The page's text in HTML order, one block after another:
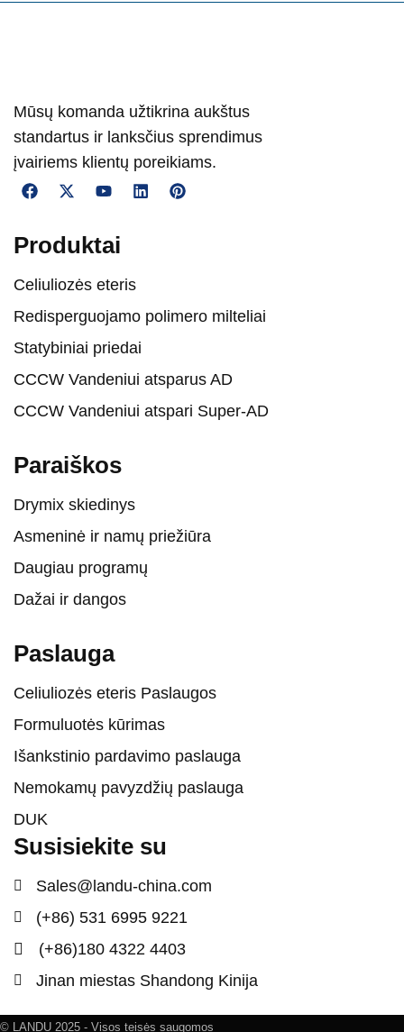
Mūsų komanda užtikrina aukštus
standartus ir lanksčius sprendimus
įvairiems klientų poreikiams.
Produktai
Celiuliozės eteris
Redisperguojamo polimero milteliai
Statybiniai priedai
CCCW Vandeniui atsparus AD
CCCW Vandeniui atspari Super-AD
Paraiškos
Drymix skiedinys
Asmeninė ir namų priežiūra
Daugiau programų
Dažai ir dangos
Paslauga
Celiuliozės eteris Paslaugos
Formuluotės kūrimas
Išankstinio pardavimo paslauga
Nemokamų pavyzdžių paslauga
DUK
Susisiekite su
Sales@landu-china.com
(+86) 531 6995 9221
(+86)180 4322 4403
Jinan miestas Shandong Kinija
© LANDU 2025 - Visos teisės saugomos